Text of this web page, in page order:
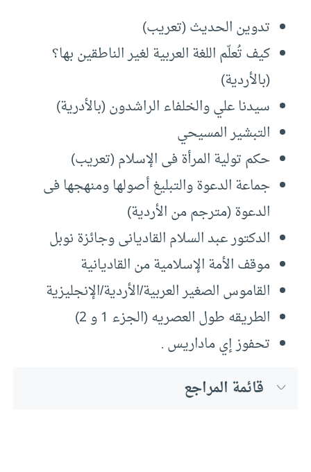
تدوين الحديث (تعريب)
كيف تُعلّم اللغة العربية لغير الناطقين بها؟
(بالأردية)
سيدنا علي والخلفاء الراشدون (بالأدرية)
التبشير المسيحي
حكم تولية المرأة فى الإسلام (تعريب)
جماعة الدعوة والتبليغ أصولها ومنهجها فى
الدعوة (مترجم من الأردية)
الدكتور عبد السلام القاديانى وجائزة نوبل
موقف الأمة الإسلامية من القاديانية
القاموس الصغير العربية/الأردية/الإنجليزية
الطريقه طول العصريه (الجزء 1 و 2)
تحفوز إي ماداريس .
قائمة المراجع